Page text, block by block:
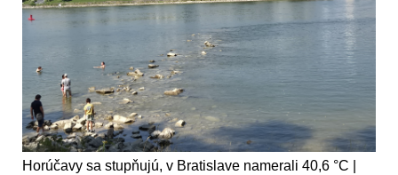
Horúčavy sa stupňujú, v Bratislave namerali 40,6 °C |